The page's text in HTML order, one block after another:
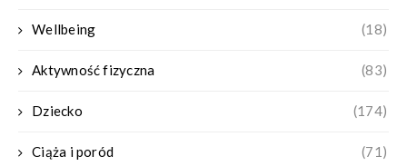
Wellbeing (18)
Aktywność fizyczna (83)
Dziecko (174)
Ciąża i poród (71)